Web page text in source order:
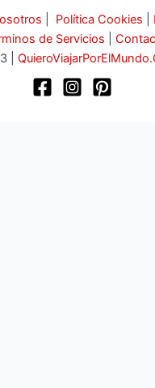
Política Cookies
de Servicios
|